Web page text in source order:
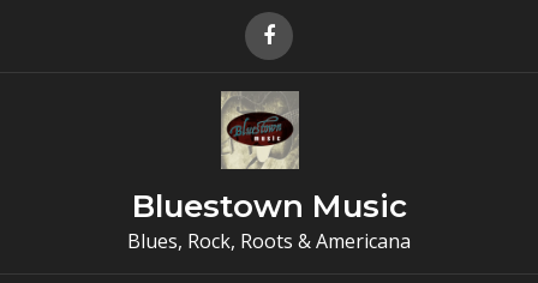
Bluestown Music
Blues, Rock, Roots & Americana